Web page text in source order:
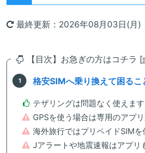
最終更新：2026年08月03日(月)
【目次】お急ぎの方はコチラ [
格安SIMへ乗り換えて困るこ
テザリングは問題なく使えま
GPSを使う場合は専用のアプ
海外旅行ではプリペイドSIMを
Jアラートや地震速報はアプリ